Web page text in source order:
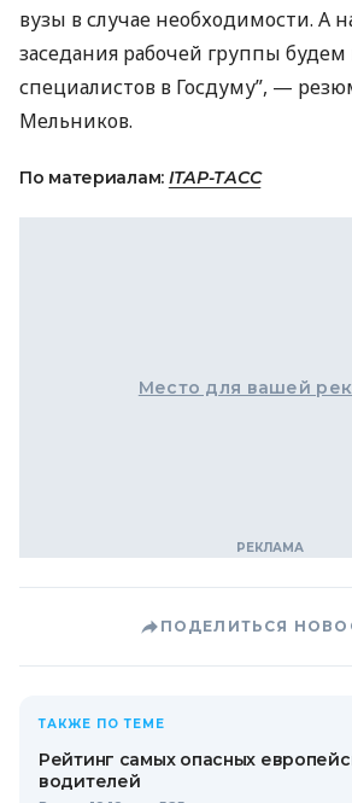
вузы в случае необходимости. А
заседания рабочей группы
специалистов в Госдуму”, —
Мельников.
По материалам: ІТАР-ТАСС
Место для вашей
ПОДЕЛИТЬСЯ
ТАКЖЕ ПО ТЕМЕ
Рейтинг самых опасных
водителей